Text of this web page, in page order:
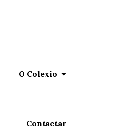
O Colexio
Contactar